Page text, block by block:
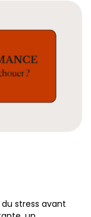
stress avant